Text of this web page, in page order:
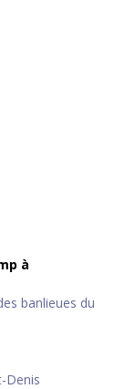
à
banlieues du
Denis